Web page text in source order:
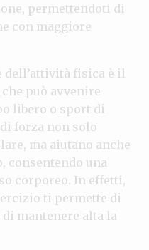
permettendoti di
con maggiore
fisica è il
che può avvenire
libero o sport di
forza non solo
ma aiutano anche
consentendo una
corporeo. In effetti,
ti permette di
mantenere alta la